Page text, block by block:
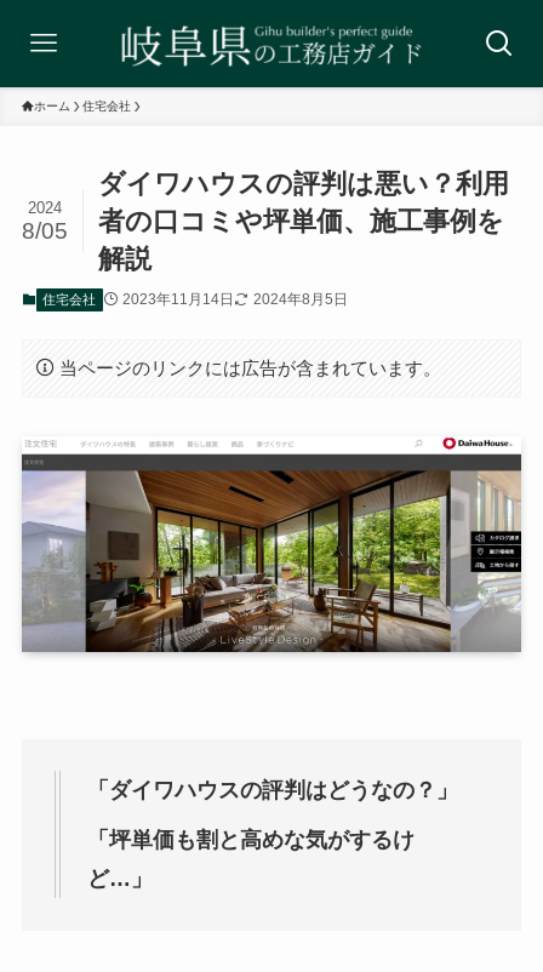
ホーム 住宅会社
ダイワハウスの評判は悪い？利用
者の口コミや坪単価、施工事例を
解説
2024
8/05
住宅会社 2023年11月14日 2024年8月5日
当ページのリンクには広告が含まれています。
「ダイワハウスの評判はどうなの？」
「坪単価も割と高めな気がするけ
ど…」